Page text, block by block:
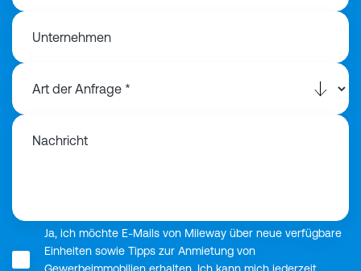
Unternehmen
Nachricht
Ja, ich möchte E-Mails von Mileway über neue verfügbare
Einheiten sowie Tipps zur Anmietung von